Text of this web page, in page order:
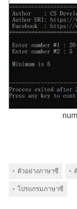
ตัวอย่างภาษาซี
โปรแกรมภาษาซี